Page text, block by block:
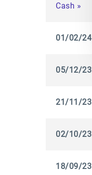
Cash »
01/02/24
05/12/23
21/11/23
02/10/23
18/09/23